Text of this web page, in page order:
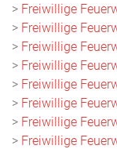
> Freiwillige
> Freiwillige
> Freiwillige
> Freiwillige
> Freiwillige
> Freiwillige
> Freiwillige
> Freiwillige